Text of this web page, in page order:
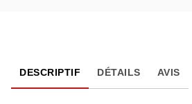
DESCRIPTIF DÉTAILS AVIS